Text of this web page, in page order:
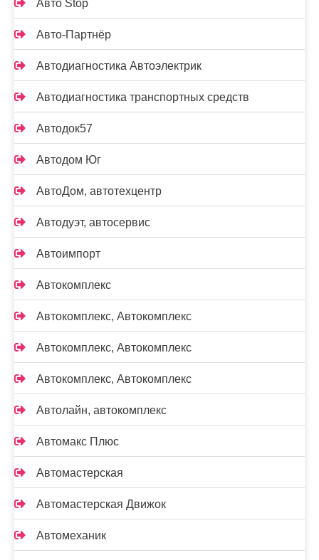
Авто Stop
Авто-Партнёр
Автодиагностика Автоэлектрик
Автодиагностика транспортных средств
Автодок57
Автодом Юг
АвтоДом, автотехцентр
Автодуэт, автосервис
Автоимпорт
Автокомплекс
Автокомплекс, Автокомплекс
Автокомплекс, Автокомплекс
Автокомплекс, Автокомплекс
Автолайн, автокомплекс
Автомакс Плюс
Автомастерская
Автомастерская Движок
Автомеханик